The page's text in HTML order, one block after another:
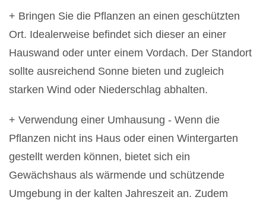
+ Bringen Sie die Pflanzen an einen geschützten
Ort. Idealerweise befindet sich dieser an einer
Hauswand oder unter einem Vordach. Der Standort
sollte ausreichend Sonne bieten und zugleich
starken Wind oder Niederschlag abhalten.
+ Verwendung einer Umhausung - Wenn die
Pflanzen nicht ins Haus oder einen Wintergarten
gestellt werden können, bietet sich ein
Gewächshaus als wärmende und schützende
Umgebung in der kalten Jahreszeit an. Zudem